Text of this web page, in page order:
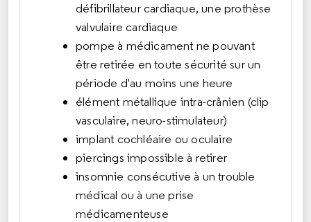
défibrillateur cardiaque, une prothèse
valvulaire cardiaque
pompe à médicament ne pouvant
être retirée en toute sécurité sur un
période d'au moins une heure
élément métallique intra-crânien (clip
vasculaire, neuro-stimulateur)
implant cochléaire ou oculaire
piercings impossible à retirer
insomnie consécutive à un trouble
médical ou à une prise
médicamenteuse